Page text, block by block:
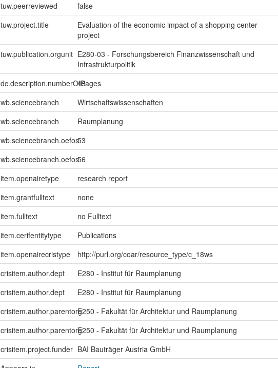
tuw.peerreviewed
false
tuw.project.title
Evaluation of the economic impact of a shopping center
project
tuw.publication.orgunit E280-03 - Forschungsbereich Finanzwissenschaft und
Infrastrukturpolitik
dc.description.numberOfPages
49
wb.sciencebranch
Wirtschaftswissenschaften
wb.sciencebranch
Raumplanung
wb.sciencebranch.oefos53
wb.sciencebranch.oefos56
item.openairetype
research report
item.grantfulltext
none
item.fulltext
no Fulltext
item.cerifentitytype
Publications
item.openairecristype
http://purl.org/coar/resource_type/c_18ws
crisitem.author.dept
E280 - Institut für Raumplanung
crisitem.author.dept
E280 - Institut für Raumplanung
crisitem.author.parentorgE250 - Fakultät für Architektur und Raumplanung
crisitem.author.parentorgE250 - Fakultät für Architektur und Raumplanung
crisitem.project.funder BAI Bauträger Austria GmbH